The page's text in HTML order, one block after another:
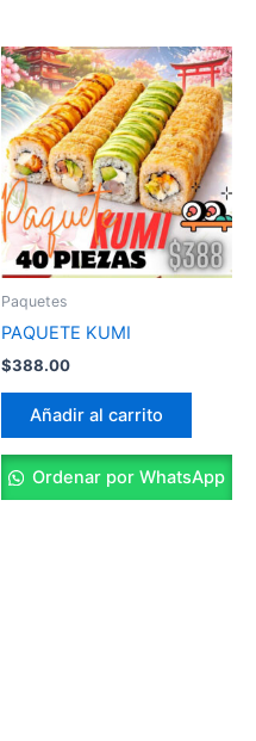
Paquetes
PAQUETE KUMI
$388.00
Añadir al carrito
Ordenar por WhatsApp